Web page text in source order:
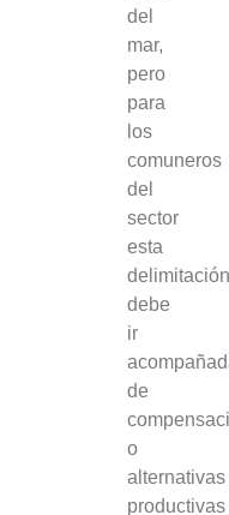
del
mar,
pero
para
los
comuneros
del
sector
esta
debe
ir
de
o
alternativas
productivas